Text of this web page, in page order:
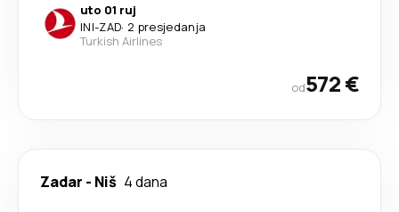
uto 01 ruj
INI-ZAD· 2 presjedanja
Turkish Airlines
od572 €
Zadar - Niš 4 dana